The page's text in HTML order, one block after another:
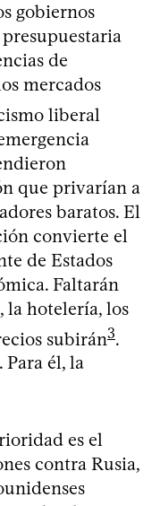
gobiernos
de
mercados
liberal
que privarían a
baratos. El
convierte el
de Estados
Faltarán
la hotelería, los
subirán3.
él, la
es el
contra Rusia,